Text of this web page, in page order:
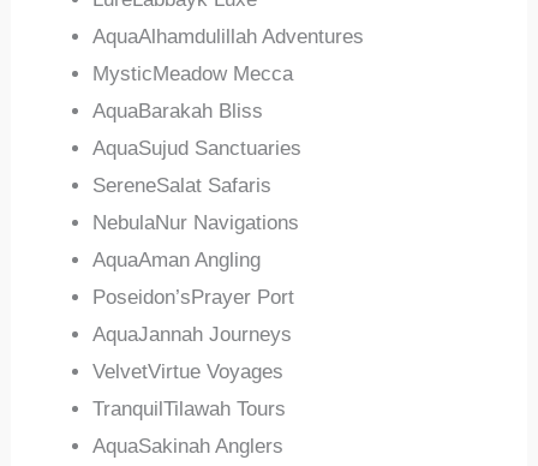
AquaAlhamdulillah Adventures
MysticMeadow Mecca
AquaBarakah Bliss
AquaSujud Sanctuaries
SereneSalat Safaris
NebulaNur Navigations
AquaAman Angling
Poseidon’sPrayer Port
AquaJannah Journeys
VelvetVirtue Voyages
TranquilTilawah Tours
AquaSakinah Anglers